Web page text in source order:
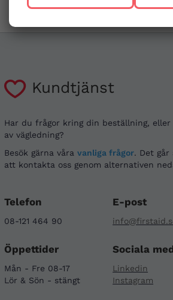
Kundtjänst
Har du frågor kring din beställning, eller
av vägledning?
Besök gärna våra vanliga frågor. Det går
att kontakta oss genom alternativen
Telefon
08-121 464 90
E-post
Öppettider
Mån - Fre 08-17
Lör & Sön - stängt
Sociala
Linkedin
Instagram